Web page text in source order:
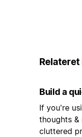
Build a
If you're
thoughts
cluttered